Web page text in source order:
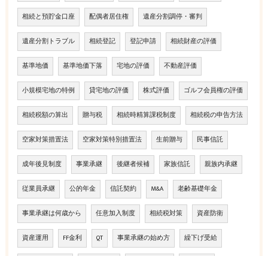
相続と預貯金口座 配偶者居住権 遺産分割調停・審判
遺産分割トラブル 相続登記 登記申請 相続財産の評価
基準地価 基準地価下落 宅地の評価 不動産評価
小規模宅地の特例 貸宅地の評価 株式評価 ゴルフ会員権の評価
相続税額の算出 贈与税 相続時精算課税制度 相続税の申告方法
空家対策措置法 空家対策特別措置法 生前贈与 民事信託
成年後見制度 事業承継 後継者候補 家族信託 親族内承継
従業員承継 公的年金 信託契約 M&A 老齢基礎年金
事業承継は何歳から 任意加入制度 相続税対策 資産防衛
資産運用 FF金利 QT 事業承継の始め方 繰下げ受給